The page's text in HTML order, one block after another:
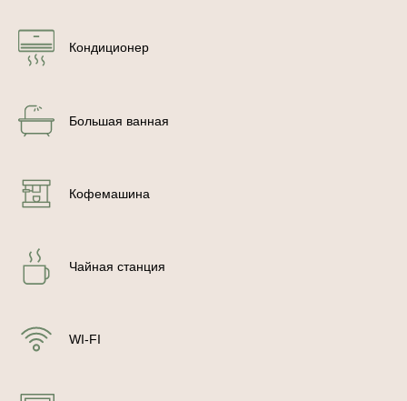
Кондиционер
Большая ванная
Кофемашина
Чайная станция
WI-FI